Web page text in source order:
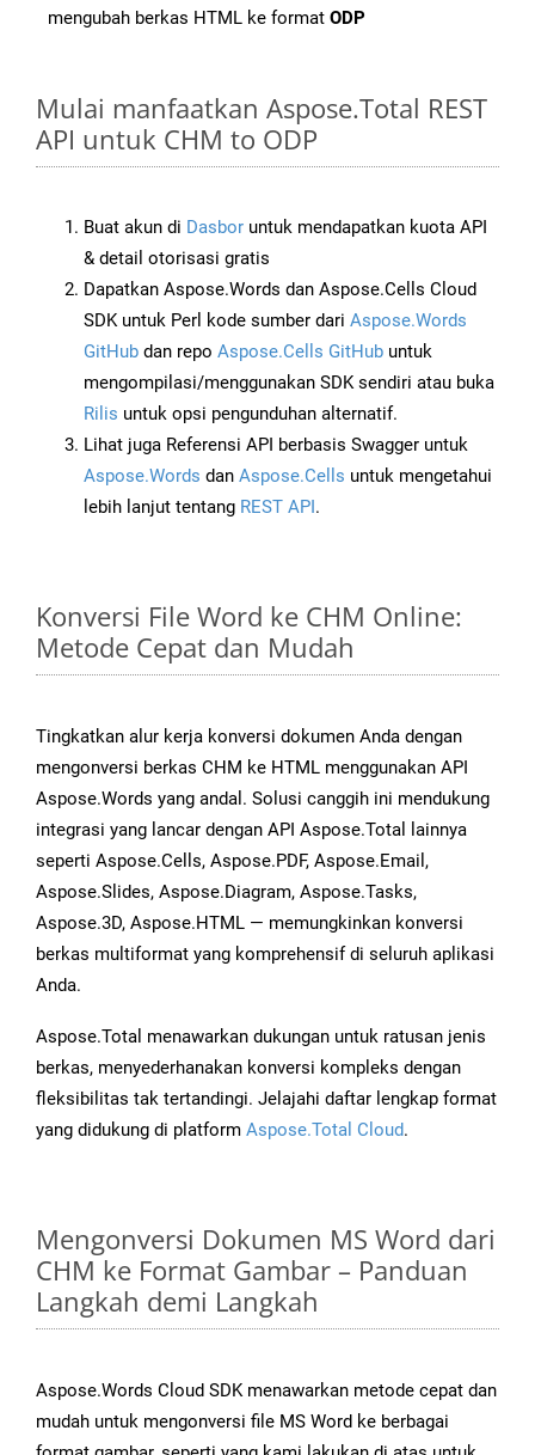
mengubah berkas HTML ke format ODP
Mulai manfaatkan Aspose.Total REST
API untuk CHM to ODP
Buat akun di Dasbor untuk mendapatkan kuota API
& detail otorisasi gratis
Dapatkan Aspose.Words dan Aspose.Cells Cloud
SDK untuk Perl kode sumber dari Aspose.Words
GitHub dan repo Aspose.Cells GitHub untuk
mengompilasi/menggunakan SDK sendiri atau buka
Rilis untuk opsi pengunduhan alternatif.
Lihat juga Referensi API berbasis Swagger untuk
Aspose.Words dan Aspose.Cells untuk mengetahui
lebih lanjut tentang REST API.
Konversi File Word ke CHM Online:
Metode Cepat dan Mudah
Tingkatkan alur kerja konversi dokumen Anda dengan
mengonversi berkas CHM ke HTML menggunakan API
Aspose.Words yang andal. Solusi canggih ini mendukung
integrasi yang lancar dengan API Aspose.Total lainnya
seperti Aspose.Cells, Aspose.PDF, Aspose.Email,
Aspose.Slides, Aspose.Diagram, Aspose.Tasks,
Aspose.3D, Aspose.HTML — memungkinkan konversi
berkas multiformat yang komprehensif di seluruh aplikasi
Anda.
Aspose.Total menawarkan dukungan untuk ratusan jenis
berkas, menyederhanakan konversi kompleks dengan
fleksibilitas tak tertandingi. Jelajahi daftar lengkap format
yang didukung di platform Aspose.Total Cloud.
Mengonversi Dokumen MS Word dari
CHM ke Format Gambar – Panduan
Langkah demi Langkah
Aspose.Words Cloud SDK menawarkan metode cepat dan
mudah untuk mengonversi file MS Word ke berbagai